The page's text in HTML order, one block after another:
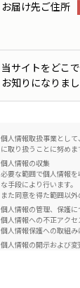
お届け先ご住所
当サイトをどこで
お知りになりま
個人情報取扱事業とし
に取り扱うことに努めま
個人情報の収集
必要な範囲で個人情報
な手段により行います。
また同意を得た範囲以
個人情報の管理、保護に
個人情報への不正アク
個人情報保護への取組み
個人情報の開示および変